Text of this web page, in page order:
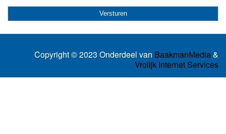
Copyright © 2023 Onderdeel van BaakmanMedia&
Vrolijk Internet Services